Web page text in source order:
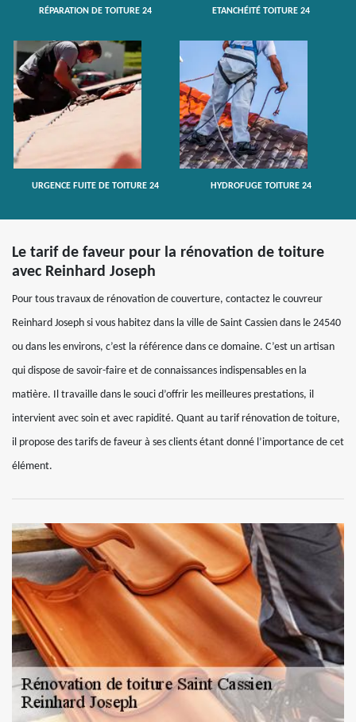
RÉPARATION DE TOITURE 24 ETANCHÉITÉ TOITURE 24
URGENCE FUITE DE TOITURE 24 HYDROFUGE TOITURE 24
Le tarif de faveur pour la rénovation de toiture
avec Reinhard Joseph
Pour tous travaux de rénovation de couverture, contactez le couvreur
Reinhard Joseph si vous habitez dans la ville de Saint Cassien dans le 24540
ou dans les environs, c’est la référence dans ce domaine. C’est un artisan
qui dispose de savoir-faire et de connaissances indispensables en la
matière. Il travaille dans le souci d’offrir les meilleures prestations, il
intervient avec soin et avec rapidité. Quant au tarif rénovation de toiture,
il propose des tarifs de faveur à ses clients étant donné l’importance de cet
élément.